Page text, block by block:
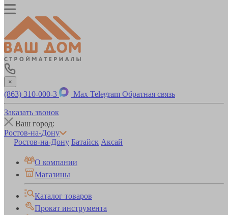
×
(863) 310-000-3 Max Telegram Обратная связь
Заказать звонок
Ваш город:
Ростов-на-Дону
Ростов-на-Дону Батайск Аксай
О компании
Магазины
Каталог товаров
Прокат инструмента